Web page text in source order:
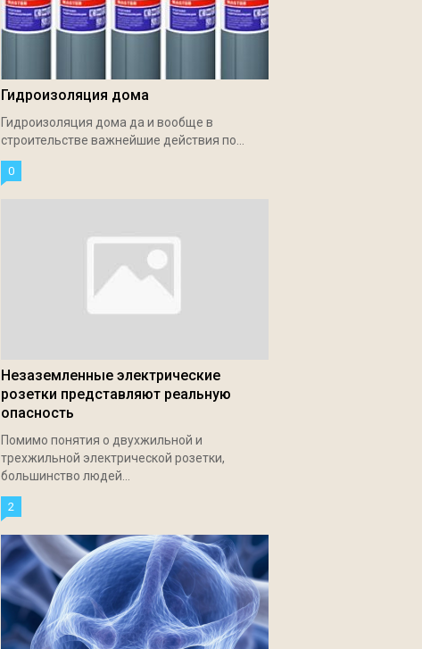
Гидроизоляция дома
Гидроизоляция дома да и вообще в
строительстве важнейшие действия по...
0
Незаземленные электрические
розетки представляют реальную
опасность
Помимо понятия о двухжильной и
трехжильной электрической розетки,
большинство людей...
2